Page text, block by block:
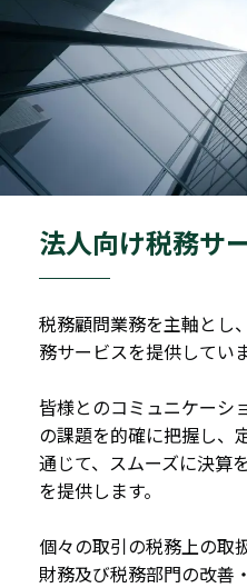
法人向け税務サ
税務顧問業務を主軸とし
務サービスを提供していま
皆様とのコミュニケーシ
の課題を的確に把握し、
通じて、スムーズに決算
を提供します。
個々の取引の税務上の取
財務及び税務部門の改善